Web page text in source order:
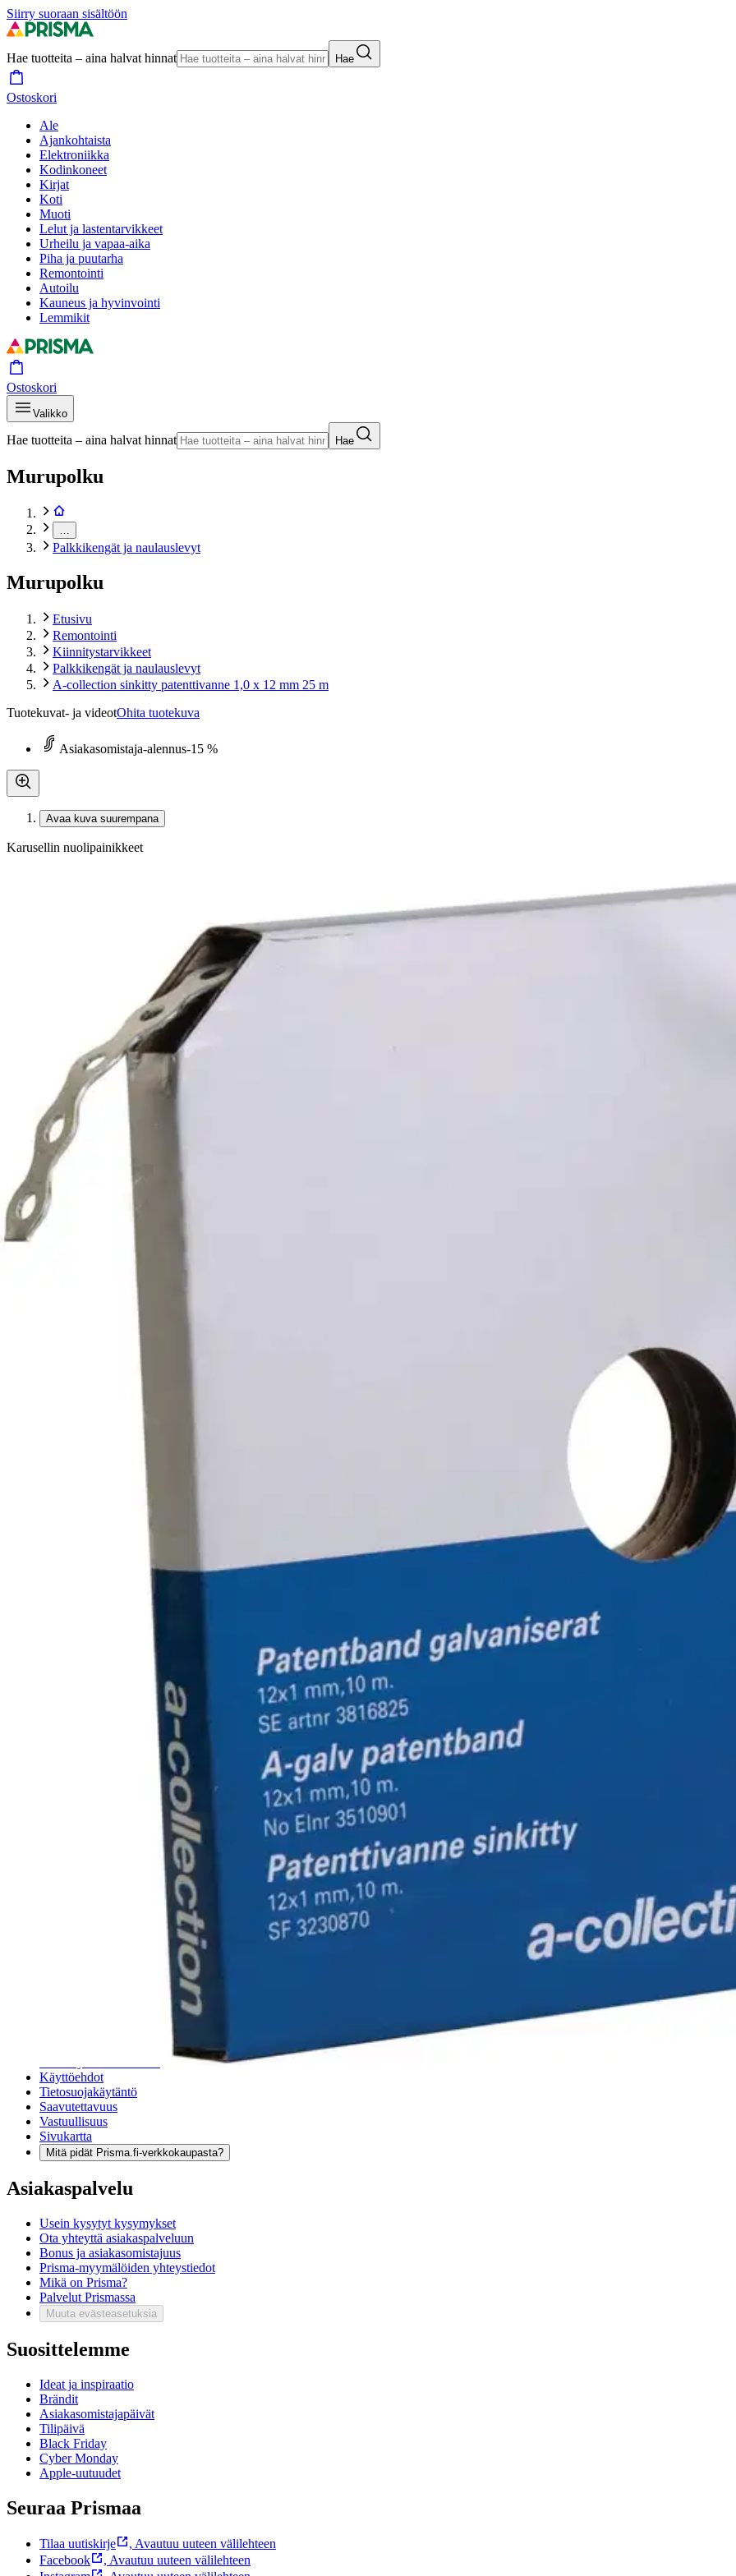
Siirry suoraan sisältöön
Hae tuotteita – aina halvat hinnat Hae
Ostoskori
Ale
Ajankohtaista
Elektroniikka
Kodinkoneet
Kirjat
Koti
Muoti
Lelut ja lastentarvikkeet
Urheilu ja vapaa-aika
Piha ja puutarha
Remontointi
Autoilu
Kauneus ja hyvinvointi
Lemmikit
Ostoskori
Valikko
Hae tuotteita – aina halvat hinnat Hae
Murupolku
Palkkikengät ja naulauslevyt
Murupolku
Etusivu
Remontointi
Kiinnitystarvikkeet
Palkkikengät ja naulauslevyt
A-collection sinkitty patenttivanne 1,0 x 12 mm 25 m
Tuotekuvat- ja videotOhita tuotekuva
Asiakasomistaja-alennus-15 %
Avaa kuva suurempana
Karusellin nuolipainikkeet
A-collection sinkitty patenttivanne 1,0 x 12 mm 25 m
Hinta ilman S-Etukorttia: 15,20 €
Verkkokaupan hinta
Valitse toimitustapa
Nouto myymälästä
Ei saatavilla
Ilmainen toimitus yli 100 €:n tilauksille Postin pakettiautomaattiin tai
Etu ei koske Suuri‑lisäpalvelulla toimitettavia tuotteita.
Tarkista myymäläsaatavuus
Sinkityn patenttivanteen pituus on 25 metriä. Toimitetaan kätevässä pahvipakkauksessa.
Oletko tyytyväinen tuotetietoihin?
Ovatko tuotetiedot riittävät? Jos tuotetiedoissa on puutteita tai niitä voisi muuten parantaa, anna palautetta.
Avautuu uuteen välilehteen
Ilmainen palautus 30 päivää.*
Nouto myymälästä ilman toimituskuluja.
Asiakasomistajalle Bonusta jopa 5 %.*
Käyttöehdot
Tietosuojakäytäntö
Saavutettavuus
Vastuullisuus
Sivukartta
Mitä pidät Prisma.fi-verkkokaupasta?
Asiakaspalvelu
Usein kysytyt kysymykset
Ota yhteyttä asiakaspalveluun
Bonus ja asiakasomistajuus
Prisma-myymälöiden yhteystiedot
Mikä on Prisma?
Palvelut Prismassa
Muuta evästeasetuksia
Suosittelemme
Ideat ja inspiraatio
Brändit
Asiakasomistajapäivät
Tilipäivä
Black Friday
Cyber Monday
Apple-uutuudet
Seuraa Prismaa
Tilaa uutiskirje , Avautuu uuteen välilehteen
Facebook
, Avautuu uuteen välilehteen